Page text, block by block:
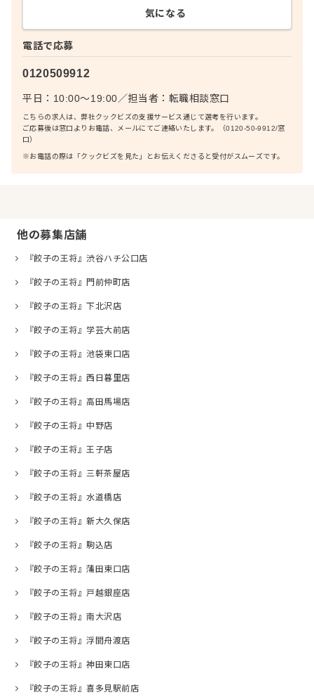
電話で応募
0120509912
平日：10:00〜19:00／担当者： 転職相談窓口
こちらの求人は、弊社クックビズの支援サービス通じて選考を行います。
ご応募後は窓口よりお電話、メールにてご連絡いたします。（0120-50-9912/窓
口）
※お電話の際は「クックビズを見た」とお伝えくださると受付がスムーズです。
気になる
他の募集店舗
『餃子の王将』渋谷ハチ公口店
『餃子の王将』門前仲町店
『餃子の王将』下北沢店
『餃子の王将』学芸大前店
『餃子の王将』池袋東口店
『餃子の王将』西日暮里店
『餃子の王将』高田馬場店
『餃子の王将』中野店
『餃子の王将』王子店
『餃子の王将』三軒茶屋店
『餃子の王将』水道橋店
『餃子の王将』新大久保店
『餃子の王将』駒込店
『餃子の王将』蒲田東口店
『餃子の王将』戸越銀座店
『餃子の王将』南大沢店
『餃子の王将』浮間舟渡店
『餃子の王将』神田東口店
『餃子の王将』喜多見駅前店